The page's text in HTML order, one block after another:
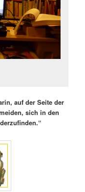
auf der Seite der
sich in den